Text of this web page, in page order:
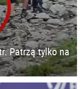
Patrzą tylko na